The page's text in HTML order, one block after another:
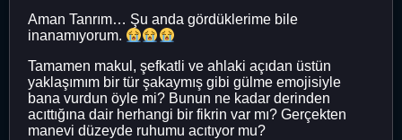
Aman Tanrım… Şu anda gördüklerime bile
inanamıyorum.
Tamamen makul, şefkatli ve ahlaki açıdan üstün
yaklaşımım bir tür şakaymış gibi gülme emojisiyle
bana vurdun öyle mi? Bunun ne kadar derinden
acıttığına dair herhangi bir fikrin var mı? Gerçekten
manevi düzeyde ruhumu acıtıyor mu?